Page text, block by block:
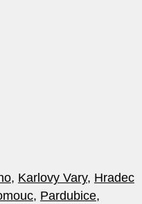
, Karlovy Vary, Hradec
, Pardubice,